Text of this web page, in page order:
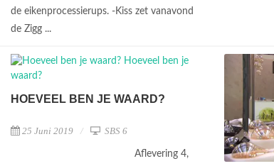
de eikenprocessierups. -Kiss zet vanavond
de Zigg ...
HOEVEEL BEN JE WAARD?
25 Juni 2019 SBS 6
Aflevering 4,